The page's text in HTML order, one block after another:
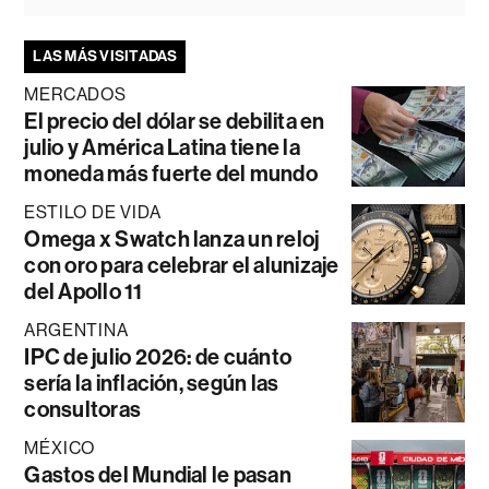
LAS MÁS VISITADAS
MERCADOS
El precio del dólar se debilita en
julio y América Latina tiene la
moneda más fuerte del mundo
ESTILO DE VIDA
Omega x Swatch lanza un reloj
con oro para celebrar el alunizaje
del Apollo 11
ARGENTINA
IPC de julio 2026: de cuánto
sería la inflación, según las
consultoras
MÉXICO
Gastos del Mundial le pasan